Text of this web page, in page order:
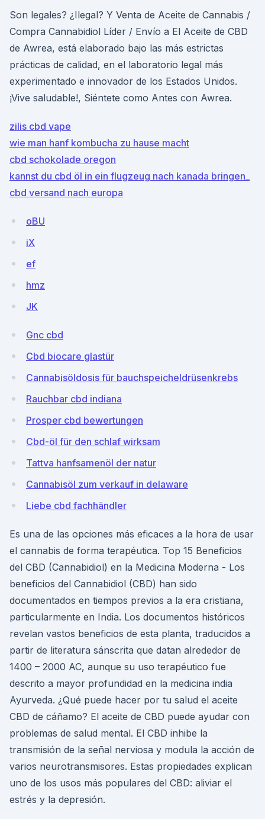
Son legales? ¿Ilegal? Y Venta de Aceite de Cannabis /
Compra Cannabidiol Líder / Envío a El Aceite de CBD
de Awrea, está elaborado bajo las más estrictas
prácticas de calidad, en el laboratorio legal más
experimentado e innovador de los Estados Unidos.
¡Vive saludable!, Siéntete como Antes con Awrea.
zilis cbd vape
wie man hanf kombucha zu hause macht
cbd schokolade oregon
kannst du cbd öl in ein flugzeug nach kanada bringen_
cbd versand nach europa
oBU
iX
ef
hmz
JK
Gnc cbd
Cbd biocare glastür
Cannabisöldosis für bauchspeicheldrüsenkrebs
Rauchbar cbd indiana
Prosper cbd bewertungen
Cbd-öl für den schlaf wirksam
Tattva hanfsamenöl der natur
Cannabisöl zum verkauf in delaware
Liebe cbd fachhändler
Es una de las opciones más eficaces a la hora de usar
el cannabis de forma terapéutica. Top 15 Beneficios
del CBD (Cannabidiol) en la Medicina Moderna - Los
beneficios del Cannabidiol (CBD) han sido
documentados en tiempos previos a la era cristiana,
particularmente en India. Los documentos históricos
revelan vastos beneficios de esta planta, traducidos a
partir de literatura sánscrita que datan alrededor de
1400 – 2000 AC, aunque su uso terapéutico fue
descrito a mayor profundidad en la medicina india
Ayurveda. ¿Qué puede hacer por tu salud el aceite
CBD de cáñamo? El aceite de CBD puede ayudar con
problemas de salud mental. El CBD inhibe la
transmisión de la señal nerviosa y modula la acción de
varios neurotransmisores. Estas propiedades explican
uno de los usos más populares del CBD: aliviar el
estrés y la depresión.